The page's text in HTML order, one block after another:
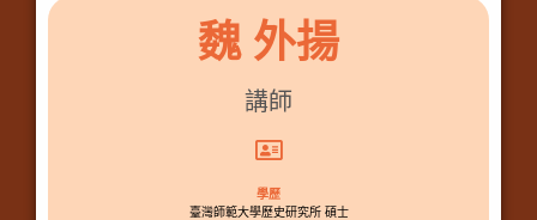
魏 外揚
講師
學歷
臺灣師範大學歷史研究所 碩士